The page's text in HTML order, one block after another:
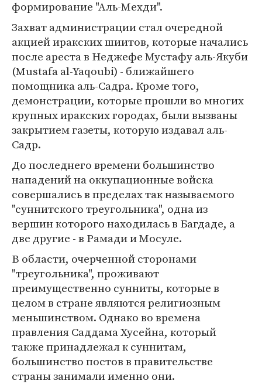
формирование "Аль-Мехди".
Захват администрации стал очередной
акцией иракских шиитов, которые начались
после ареста в Неджефе Мустафу аль-Якуби
(Mustafa al-Yaqoubi) - ближайшего
помощника аль-Садра. Кроме того,
демонстрации, которые прошли во многих
крупных иракских городах, были вызваны
закрытием газеты, которую издавал аль-
Садр.
До последнего времени большинство
нападений на оккупационные войска
совершались в пределах так называемого
"суннитского треугольника", одна из
вершин которого находилась в Багдаде, а
две другие - в Рамади и Мосуле.
В области, очерченной сторонами
"треугольника", проживают
преимущественно сунниты, которые в
целом в стране являются религиозным
меньшинством. Однако во времена
правления Саддама Хусейна, который
также принадлежал к суннитам,
большинство постов в правительстве
страны занимали именно они.